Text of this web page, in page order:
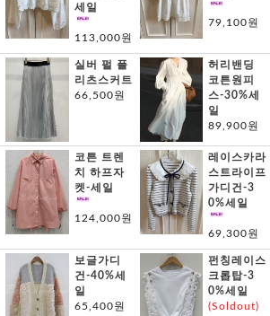
세일
113,000원
79,100원
실버 펄 플
리츠스커트
66,500원
허리밴딩
코튼원피
스-30%세
일
89,900원
코튼 트렌
치 하프자
켓-세일
124,000원
레이스카라
스트라이프
가디건-3
0%세일
69,300원
보글가디
건-40%세
일
65,400원
펀칭레이스
크롭탑-3
0%세일
(Soldout)